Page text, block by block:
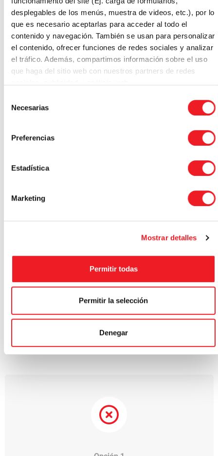
desplegables de los menús, muestra de videos, etc.), por lo
que es necesario aceptarlas para acceder al todo el
contenido y navegación. También se usan para personalizar
el contenido, ofrecer funciones de redes sociales y analizar
el tráfico. Además, compartimos información sobre el uso
que haga del sitio web con nuestros partners de redes
Necesarias
Preferencias
Estadística
Marketing
Mostrar detalles
Permitir todas
Permitir la selección
Denegar
aumenta un 67% tu
desarrollo profesional
El 67% de los trabajos más demandados en España tienen
como requisito tener un amplio conocimiento del Inglés.
Es normal porque hoy en día dominar el inglés te permite
ampliar tu círculo de negocios, amigos e incluso tiene un
componente psicológico, ya que la ciencia ha demostrado
que aumenta los niveles de neurotransmisores y mejora la
capacidad mental a través del aprendizaje de otros
Esto te deja 2 opciones: